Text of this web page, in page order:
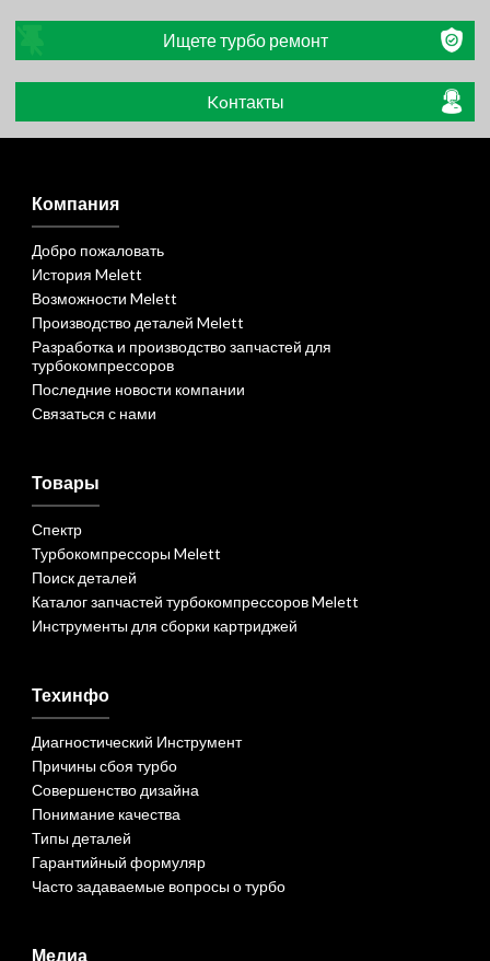
Ищете турбо ремонт
Koнтакты
Компания
Добро пожаловать
История Melett
Возможности Melett
Производство деталей Melett
Разработка и производство запчастей для
турбокомпрессоров
Последние новости компании
Связаться с нами
Товары
Спектр
Турбокомпрессоры Melett
Поиск деталей
Каталог запчастей турбокомпрессоров Melett
Инструменты для сборки картриджей
Техинфо
Диагностический Инструмент
Причины сбоя турбо
Совершенство дизайна
Понимание качества
Типы деталей
Гарантийный формуляр
Часто задаваемые вопросы о турбо
Медиа